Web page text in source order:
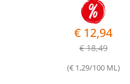
€ 18,49
€ 12,94
(€ 1,29/100 ML)